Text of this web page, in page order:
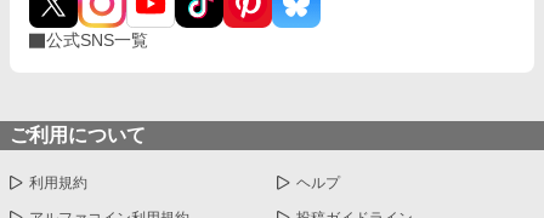
公式SNS一覧
ご利用について
利用規約 ヘルプ